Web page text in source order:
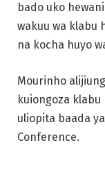
bado uko
wakuu wa klabu
na kocha huyo
Mourinho
kuiongoza klabu
uliopita baada
Conference.